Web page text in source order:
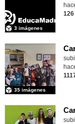
3 imágenes
126
35 imágenes